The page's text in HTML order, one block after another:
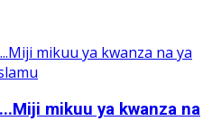
mikuu ya kwanza na